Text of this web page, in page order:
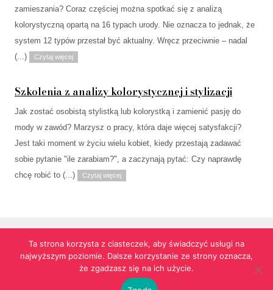
zamieszania? Coraz częściej można spotkać się z analizą
kolorystyczną opartą na 16 typach urody. Nie oznacza to jednak, że
system 12 typów przestał być aktualny. Wręcz przeciwnie – nadal
(...)
Czytaj więcej
Szkolenia z analizy kolorystycznej i stylizacji
Jak zostać osobistą stylistką lub kolorystką i zamienić pasję do
mody w zawód? Marzysz o pracy, która daje więcej satysfakcji?
Jest taki moment w życiu wielu kobiet, kiedy przestają zadawać
sobie pytanie "ile zarabiam?", a zaczynają pytać: Czy naprawdę
chcę robić to (...)
Czytaj więcej
Ta strona korzysta z ciasteczek, aby świadczyć usługi na
najwyższym poziomie. Dalsze korzystanie ze strony oznacza,
że zgadzasz się na ich użycie.
Strona korzysta z informacji przechowywanych w plikach cookies w celach
funkcjonalnych oraz statystycznych.
agencja reklamowa Gliwice